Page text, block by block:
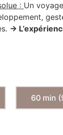
: Un
→
60 min